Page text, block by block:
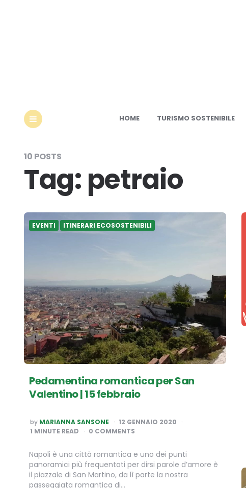
HOME TURISMO SOSTENIBILE
10 POSTS
Tag: petraio
EVENTI ITINERARI ECOSOSTENIBILI
Pedamentina romantica per San
Valentino | 15 febbraio
POSTED
BY
by MARIANNA SANSONE
12 GENNAIO 2020
1 MINUTE READ 0 COMMENTS
Napoli è una città romantica e uno dei punti
panoramici più frequentati per dirsi parole d’amore è
il piazzale di San Martino, da lì parte la nostra
passeggiata romantica di…